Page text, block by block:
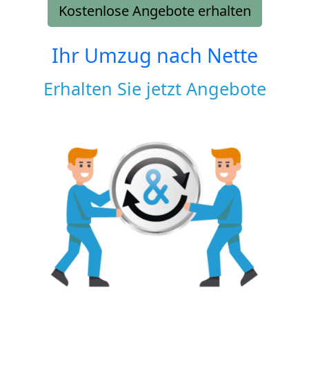
Kostenlose Angebote erhalten
Ihr Umzug nach Nette
Erhalten Sie jetzt Angebote